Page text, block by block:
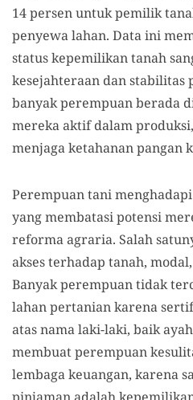
14 persen untuk pemilik
penyewa lahan. Data ini
status kepemilikan tanah
kesejahteraan dan stabilitas
banyak perempuan berada
mereka aktif dalam
menjaga ketahanan pangan
Perempuan tani
yang membatasi potensi
reforma agraria. Salah
akses terhadap tanah,
Banyak perempuan tidak
lahan pertanian karena
atas nama laki-laki, baik
membuat perempuan
lembaga keuangan, karena